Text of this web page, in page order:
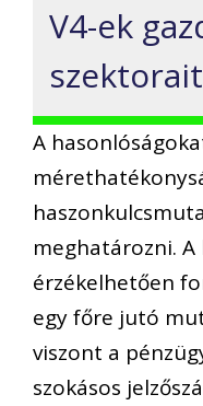
V4-ek
A
meghatározni.
érzékelhetően
egy főre jutó
viszont a
szokásos